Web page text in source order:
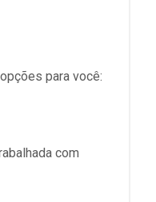
para você:
com